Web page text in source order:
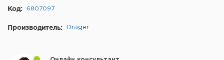
Код: 6807097
Производитель: Drager